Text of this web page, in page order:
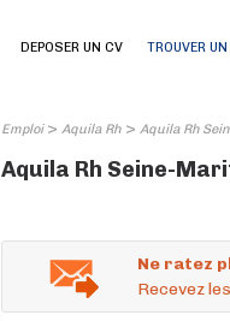
DEPOSER UN CV TROUVER
Emploi> Aquila Rh > Aquila Rh
Aquila Rh Seine-
Ne ratez
Recevez